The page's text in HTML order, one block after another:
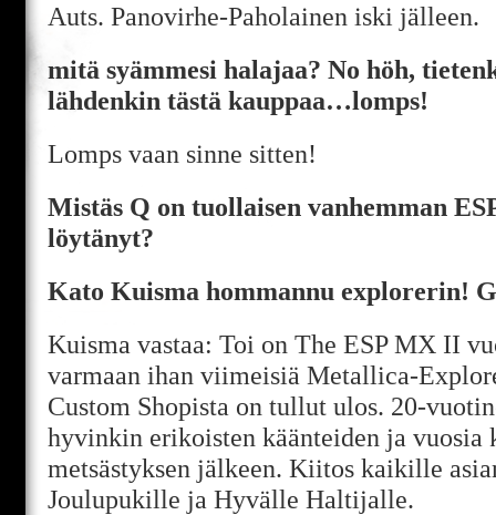
Auts. Panovirhe-Paholainen iski jälleen.
mitä syämmesi halajaa? No höh,
lähdenkin tästä kauppaa…lomps!
Lomps vaan sinne sitten!
Mistäs Q on tuollaisen vanhemman
löytänyt?
Kato Kuisma hommannu explorerin!
Kuisma vastaa: Toi on The ESP MX II
varmaan ihan viimeisiä Metallica-
Custom Shopista on tullut ulos. 20-
hyvinkin erikoisten käänteiden ja vuosia
metsästyksen jälkeen. Kiitos kaikille
Joulupukille ja Hyvälle Haltijalle.